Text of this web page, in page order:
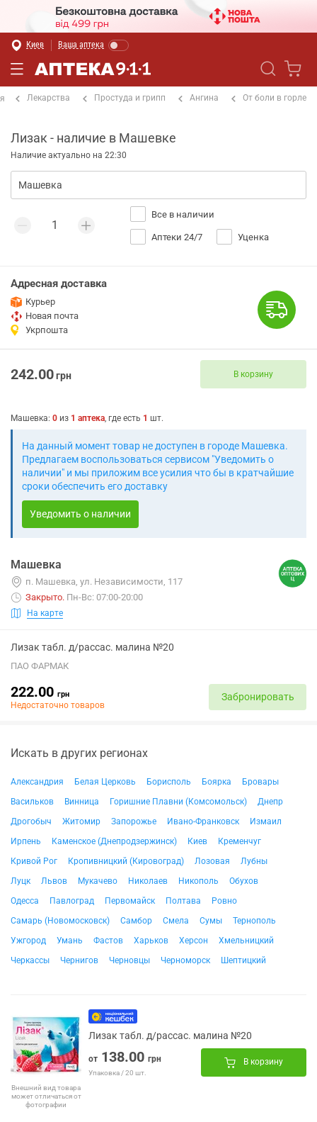
Киев Ваша аптека
Лекарства Простуда и грипп Ангина От боли в горле
Лизак - наличие в Машевке
Наличие актуально на 22:30
Все в наличии
Аптеки 24/7 Уценка
Адресная доставка
Курьер
Новая почта
Укрпошта
242.00грн В корзину
Машевка: 0 из 1 аптека, где есть 1 шт.
На данный момент товар не доступен в городе Машевка.
Предлагаем воспользоваться сервисом "Уведомить о
наличии" и мы приложим все усилия что бы в кратчайшие
сроки обеспечить его доставку
Уведомить о наличии
Машевка
п. Машевка, ул. Независимости, 117
Закрыто. Пн-Вс: 07:00-20:00
На карте
Лизак табл. д/рассас. малина №20
ПАО ФАРМАК
222.00 грн
Недостаточно товаров
Забронировать
Искать в других регионах
Александрия Белая Церковь Борисполь Боярка
Бровары
Васильков
Винница Горишние Плавни (Комсомольск)
Днепр
Дрогобыч
Житомир Запорожье Ивано-Франковск
Измаил
Ирпень
Каменское (Днепродзержинск) Киев
Кременчуг
Кривой Рог
Кропивницкий (Кировоград) Лозовая
Лубны
Луцк
Львов Мукачево Николаев Никополь
Обухов
Одесса
Павлоград Первомайск Полтава
Ровно
Самарь (Новомосковск)
Самбор Смела Сумы
Тернополь
Ужгород
Умань Фастов Харьков Херсон
Хмельницкий
Черкассы
Чернигов Черновцы Черноморск Шептицкий
Внешний вид товара
может отличаться от
фотографии
Лизак табл. д/рассас. малина №20
от 138.00 грн
Упаковка / 20 шт.
В корзину